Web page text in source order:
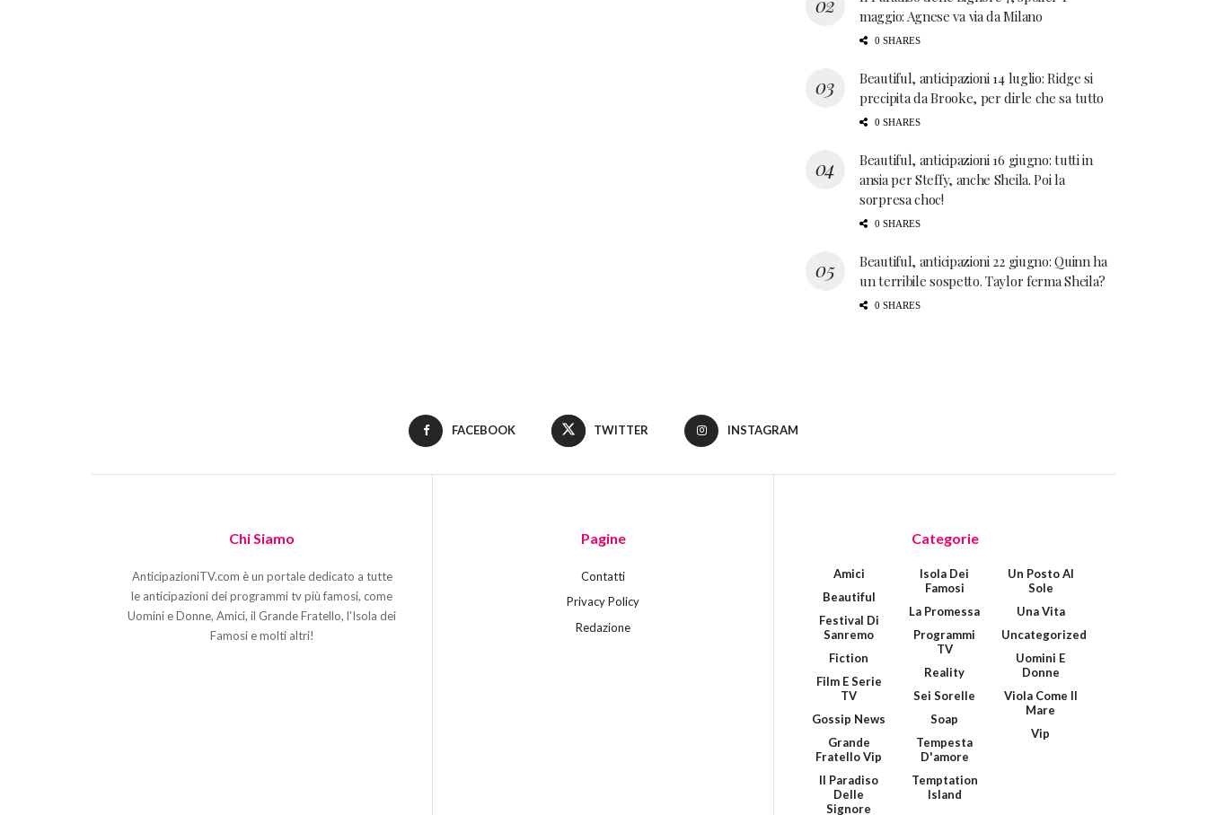
maggio: Agnese va via da Milano
0 SHARES
Beautiful, anticipazioni 14 luglio: Ridge si
precipita da Brooke, per dirle che sa tutto
0 SHARES
Beautiful, anticipazioni 16 giugno: tutti in
ansia per Steffy, anche Sheila. Poi la
sorpresa choc!
0 SHARES
Beautiful, anticipazioni 22 giugno: Quinn ha
un terribile sospetto. Taylor ferma Sheila?
0 SHARES
FACEBOOK TWITTER INSTAGRAM
Chi Siamo
AnticipazioniTV.com è un portale dedicato a tutte
le anticipazioni dei programmi tv più famosi, come
Uomini e Donne, Amici, il Grande Fratello, l'Isola dei
Famosi e molti altri!
Pagine
Contatti
Privacy Policy
Redazione
Categorie
Amici
Beautiful
Festival Di
Sanremo
Fiction
Film E Serie
TV
Gossip News
Grande
Fratello Vip
Il Paradiso
Delle
Signore
Isola Dei
Famosi
La Promessa
Programmi
TV
Reality
Sei Sorelle
Soap
Tempesta
D'amore
Temptation
Island
Un Posto Al
Sole
Una Vita
Uncategorized
Uomini E
Donne
Viola Come Il
Mare
Vip